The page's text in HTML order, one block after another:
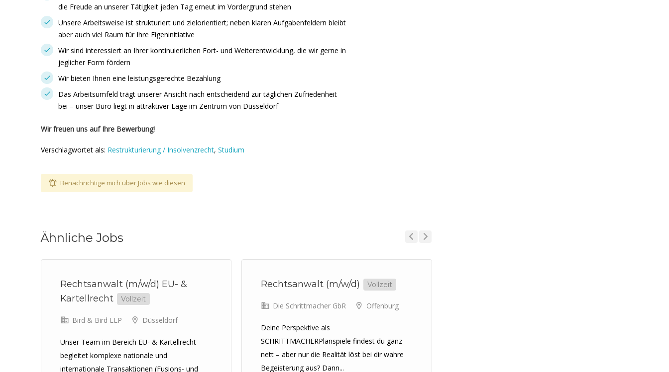
die Freude an unserer Tätigkeit jeden Tag erneut im Vordergrund stehen
Unsere Arbeitsweise ist strukturiert und zielorientiert; neben klaren Aufgabenfeldern bleibt
aber auch viel Raum für Ihre Eigeninitiative
Wir sind interessiert an Ihrer kontinuierlichen Fort- und Weiterentwicklung, die wir gerne in
jeglicher Form fördern
Wir bieten Ihnen eine leistungsgerechte Bezahlung
Das Arbeitsumfeld trägt unserer Ansicht nach entscheidend zur täglichen Zufriedenheit
bei – unser Büro liegt in attraktiver Lage im Zentrum von Düsseldorf
Wir freuen uns auf Ihre Bewerbung!
Verschlagwortet als: Restrukturierung / Insolvenzrecht, Studium
Benachrichtige mich über Jobs wie diesen
Ähnliche Jobs
Rechtsanwalt (m/w/d) EU- &
Kartellrecht
Vollzeit
Bird & Bird LLP Düsseldorf
Unser Team im Bereich EU- & Kartellrecht
begleitet komplexe nationale und
internationale Transaktionen (Fusions- und
Rechtsanwalt (m/w/d) Vollzeit
Die Schrittmacher GbR Offenburg
Deine Perspektive als
SCHRITTMACHERPlanspiele findest du ganz
nett – aber nur die Realität löst bei dir wahre
Begeisterung aus? Dann...